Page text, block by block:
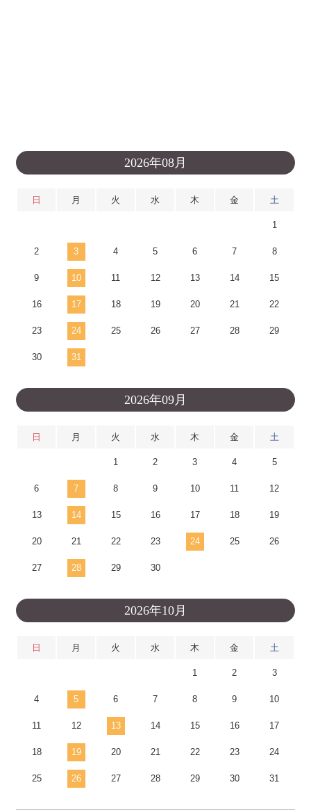
2026年08月
日 月 火 水 木 金 土
1
2 3 4 5 6 7 8
9 10 11 12 13 14 15
16 17 18 19 20 21 22
23 24 25 26 27 28 29
30 31
2026年09月
日 月 火 水 木 金 土
1 2 3 4 5
6 7 8 9 10 11 12
13 14 15 16 17 18 19
20 21 22 23 24 25 26
27 28 29 30
2026年10月
日 月 火 水 木 金 土
1 2 3
4 5 6 7 8 9 10
11 12 13 14 15 16 17
18 19 20 21 22 23 24
25 26 27 28 29 30 31